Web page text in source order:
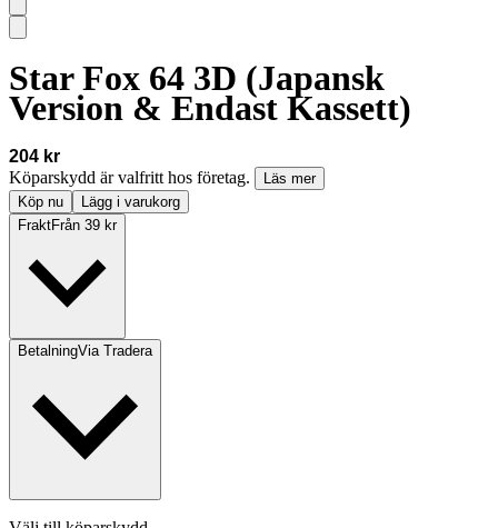
Star Fox 64 3D (Japansk
Version & Endast Kassett)
204 kr
Köparskydd är valfritt hos företag.
Läs mer
Köp nu
Lägg i varukorg
FraktFrån 39 kr
BetalningVia Tradera